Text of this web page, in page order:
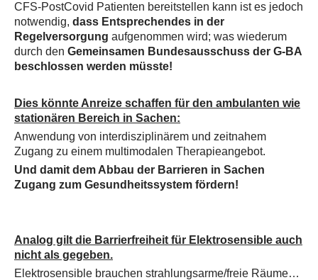
CFS-PostCovid Patienten bereitstellen kann ist es jedoch
notwendig, dass Entsprechendes in der
Regelversorgung aufgenommen wird; was wiederum
durch den Gemeinsamen Bundesausschuss der G-BA
beschlossen werden müsste!
Dies könnte Anreize schaffen für den ambulanten wie
stationären Bereich in Sachen:
Anwendung von interdisziplinärem und zeitnahem
Zugang zu einem multimodalen Therapieangebot.
Und damit dem Abbau der Barrieren in Sachen
Zugang zum Gesundheitssystem fördern!
Analog gilt die Barrierfreiheit für Elektrosensible auch
nicht als gegeben.
Elektrosensible brauchen strahlungsarme/freie Räume…